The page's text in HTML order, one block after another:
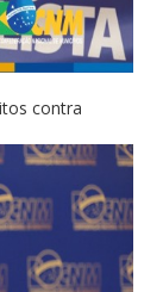
contra